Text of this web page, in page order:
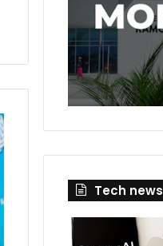
Tech news